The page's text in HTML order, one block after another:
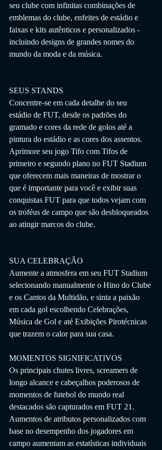
seu clube com infinitas combinações de
emblemas do clube, enfeites de estádio e
faixas e kits autênticos e personalizados -
incluindo designs de grandes nomes do
mundo da moda e da música.
SEUS STANDS
Concentre-se em cada detalhe do seu
estádio de FUT, desde os padrões do
gramado e cores da rede de golos até a
pintura do estádio e as cores dos assentos.
Aprimore seu jogo Tifo com Tifos de
primeiro e segundo plano no FUT Stadium
que oferecem mais maneiras de mostrar o
que é importante para você e exibir suas
conquistas FUT para que todos vejam com
os troféus de campo que são desbloqueados
ao atingir marcos do clube.
SUA CELEBRAÇÃO
Aumente a atmosfera em seu FUT Stadium
selecionando manualmente o Hino do Clube
e os Cantos da Multidão, e sinta a paixão
em cada gol escolhendo Celebrações,
Música de Gol e até Exibições Pirotécnicas
que trazem o calor para sua casa.
MOMENTOS SIGNIFICATIVOS
Os principais chutes livres, screamers de
longo alcance e cabeçalhos poderosos de
momentos de futebol do mundo real
destacados são capturados em FUT 21.
Aumentos de atributos personalizados com
base no desempenho dos jogadores em
campo aumentam as estatísticas individuais